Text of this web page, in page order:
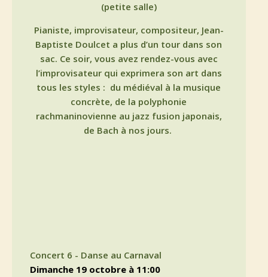
(petite salle)
Pianiste, improvisateur, compositeur, Jean-
Baptiste Doulcet a plus d’un tour dans son
sac. Ce soir, vous avez rendez-vous avec
l’improvisateur qui exprimera son art dans
tous les styles : du médiéval à la musique
concrète, de la polyphonie
rachmaninovienne au jazz fusion japonais,
de Bach à nos jours.
Concert 6 - Danse au Carnaval
dimanche 19 octobre à 11:00